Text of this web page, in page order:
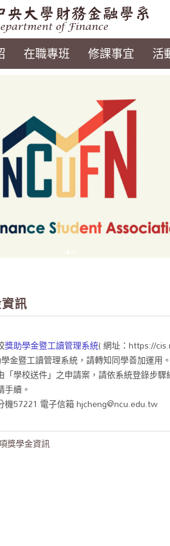
在職專班 修課事宜 活
訊
獎助學金暨工讀管理系統( 網址：https://
金暨工讀管理系統，請轉知同學善加運用。
學校送件」之申請案，請依系統登錄步
續。
機57221 電子信箱 hjcheng@ncu.edu.tw
獎學金資訊